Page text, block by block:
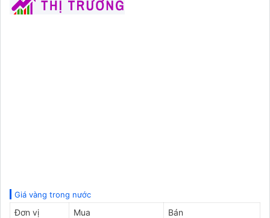
Giá vàng trong nước
Đơn vị Mua Bán